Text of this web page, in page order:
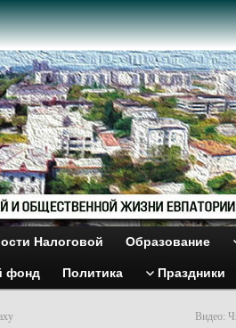
Налоговой Образование
фонд Политика Праздники
Видео: